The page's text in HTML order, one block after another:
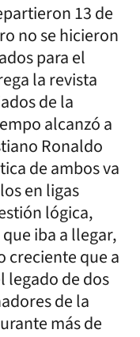
13 de
no se hicieron
para el
la revista
de la
alcanzó a
Ronaldo
de ambos va
en ligas
lógica,
iba a llegar,
creciente que a
legado de dos
de la
más de